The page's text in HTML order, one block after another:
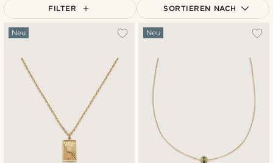
FILTER SORTIEREN NACH
Am Beliebtesten
Niedrigster Preis
Höchster Preis
Neu Neu